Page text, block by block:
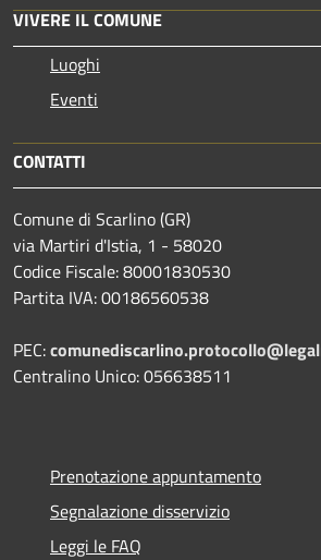
VIVERE IL COMUNE
Luoghi
Eventi
CONTATTI
Comune di Scarlino (GR)
via Martiri d'Istia, 1 - 58020
Codice Fiscale: 80001830530
Partita IVA: 00186560538
PEC:
Centralino Unico: 056638511
Prenotazione appuntamento
Segnalazione disservizio
Leggi le FAQ